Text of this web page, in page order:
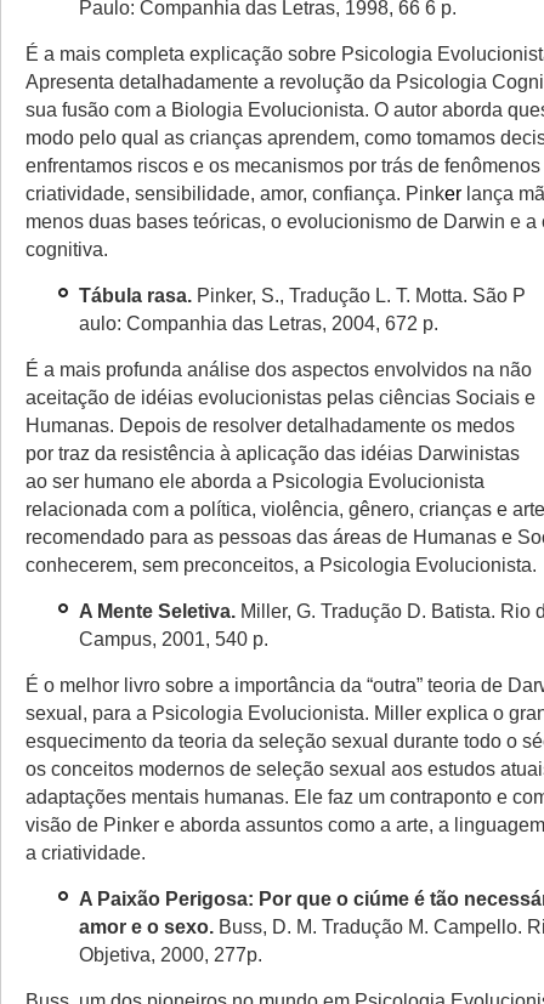
Paulo: Companhia das Letras, 1998, 66 6 p.
É a mais completa explicação sobre Psicologia
Apresenta detalhadamente a revolução da Psicologia
sua fusão com a Biologia Evolucionista. O autor aborda
modo pelo qual as crianças aprendem, como tomamos
enfrentamos riscos e os mecanismos por trás de
criatividade, sensibilidade, amor, confiança. Pinker lança
menos duas bases teóricas, o evolucionismo de Darwin e a
cognitiva.
Tábula rasa Pinker, S., Tradução L. T. Motta. São P
aulo: Companhia das Letras, 2004, 672 p.
É a mais profunda análise dos aspectos envolvidos na não
aceitação de idéias evolucionistas pelas ciências Sociais e
Humanas. Depois de resolver detalhadamente os medos
por traz da resistência à aplicação das idéias Darwinistas
ao ser humano ele aborda a Psicologia Evolucionista
relacionada com a política, violência, gênero, crianças e
recomendado para as pessoas das áreas de Humanas e
conhecerem, sem preconceitos, a Psicologia Evolucionista.
A Mente Seletiva Miller, G. Tradução D. Batista. Rio
Campus, 2001, 540 p.
É o melhor livro sobre a importância da “outra” teoria de
sexual, para a Psicologia Evolucionista. Miller explica o
esquecimento da teoria da seleção sexual durante todo o
os conceitos modernos de seleção sexual aos estudos
adaptações mentais humanas. Ele faz um contraponto e
visão de Pinker e aborda assuntos como a arte, a
a criatividade.
A Paixão Perigosa: Por que o ciúme é tão
amor e o sexo. Buss, D. M. Tradução M. Campello.
Objetiva, 2000, 277p.